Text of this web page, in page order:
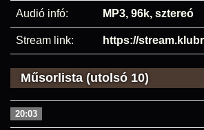
Audió infó: MP3, 96k, sztereó
Stream link: https://
Műsorlista (utolsó 10)
20:03